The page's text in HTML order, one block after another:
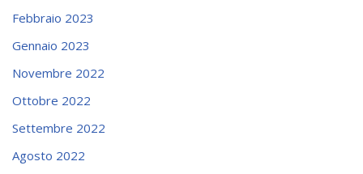
Febbraio 2023
Gennaio 2023
Novembre 2022
Ottobre 2022
Settembre 2022
Agosto 2022